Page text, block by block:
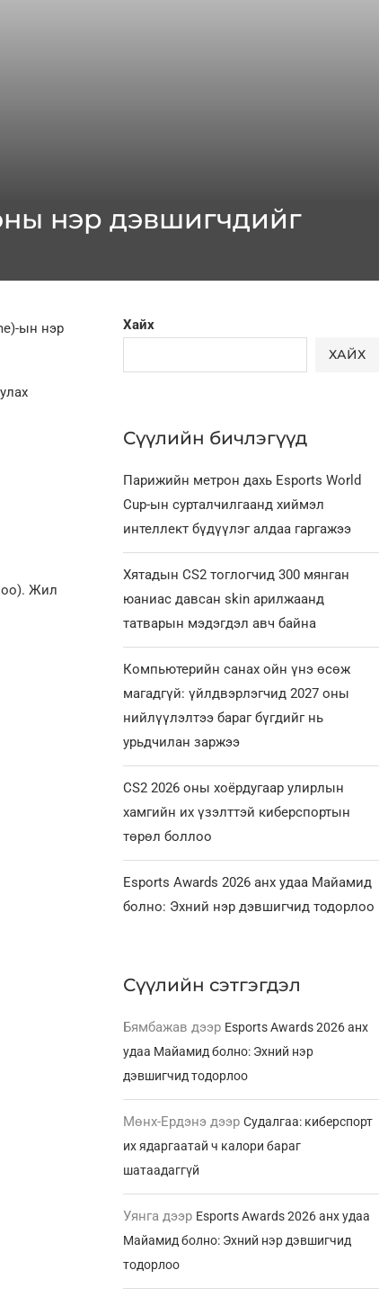
нэр дэвшигчдийг
ын нэр
Жил
Хайх
ХАЙХ
Сүүлийн бичлэгүүд
Парижийн метрон дахь Esports World
Cup-ын сурталчилгаанд хиймэл
интеллект бүдүүлэг алдаа гаргажээ
Хятадын CS2 тоглогчид 300 мянган
юаниас давсан skin арилжаанд
татварын мэдэгдэл авч байна
Компьютерийн санах ойн үнэ өсөж
магадгүй: үйлдвэрлэгчид 2027 оны
нийлүүлэлтээ бараг бүгдийг нь
урьдчилан заржээ
CS2 2026 оны хоёрдугаар улирлын
хамгийн их үзэлттэй киберспортын
төрөл боллоо
Esports Awards 2026 анх удаа Майамид
болно: Эхний нэр дэвшигчид тодорлоо
Сүүлийн сэтгэгдэл
Бямбажав дээр Esports Awards 2026 анх
удаа Майамид болно: Эхний нэр
дэвшигчид тодорлоо
Мөнх-Ердэнэ дээрСудалгаа: киберспорт
их ядаргаатай ч калори бараг
шатаадаггүй
Уянга дээр Esports Awards 2026 анх удаа
Майамид болно: Эхний нэр дэвшигчид
тодорлоо